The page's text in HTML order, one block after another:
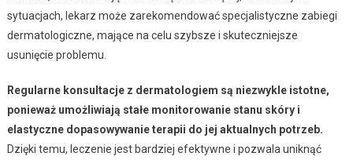
sytuacjach, lekarz może zarekomendować specjalistyczne zabiegi
dermatologiczne, mające na celu szybsze i skuteczniejsze
usunięcie problemu.
Regularne konsultacje z dermatologiem są niezwykle istotne,
ponieważ umożliwiają stałe monitorowanie stanu skóry i
elastyczne dopasowywanie terapii do jej aktualnych potrzeb.
Dzięki temu, leczenie jest bardziej efektywne i pozwala uniknąć